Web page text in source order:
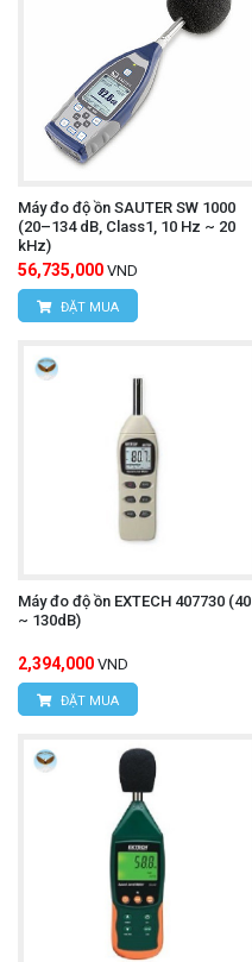
Máy đo độ ồn SAUTER SW 1000
(20–134 dB, Class1, 10 Hz ~ 20
kHz)
56,735,000 VND
ĐẶT MUA
Máy đo độ ồn EXTECH 407730 (40
~ 130dB)
2,394,000 VND
ĐẶT MUA